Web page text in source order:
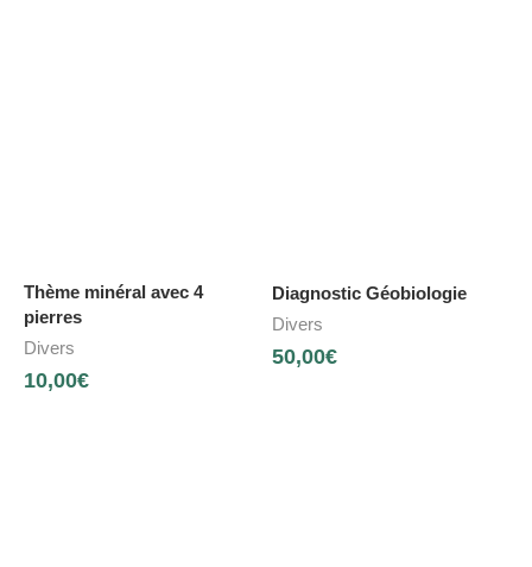
Thème minéral avec 4
pierres
Divers
10,00€
Diagnostic Géobiologie
Divers
50,00€